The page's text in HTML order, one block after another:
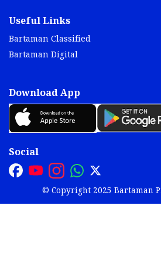
Useful Links
Bartaman Classified
Bartaman Digital
Download App
Social
© Copyright 2025 Bartaman